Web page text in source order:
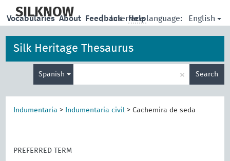
main
SILKNOW | Interface language: English
Vocabularies About Feedback Help
Silk Heritage Thesaurus
Spanish × Search
Indumentaria > Indumentaria civil > Cachemira de seda
PREFERRED TERM